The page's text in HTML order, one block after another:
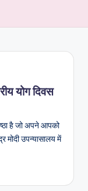
योग दिवस
है जो अपने आपको
उपन्यासालय में